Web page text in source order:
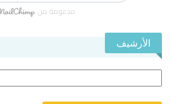
مدعومة من
الأرشيف